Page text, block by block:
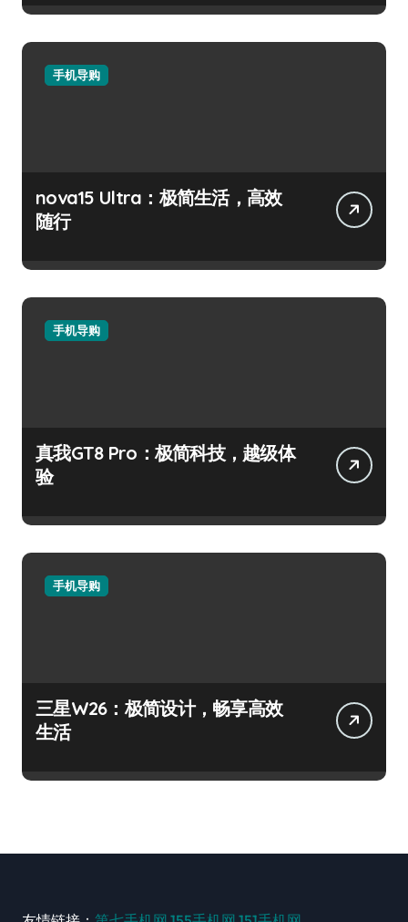
手机导购
nova15 Ultra：极简生活，高效
随行
手机导购
真我GT8 Pro：极简科技，越级体
验
手机导购
三星W26：极简设计，畅享高效
生活